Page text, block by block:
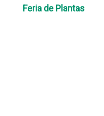
Feria de Plantas